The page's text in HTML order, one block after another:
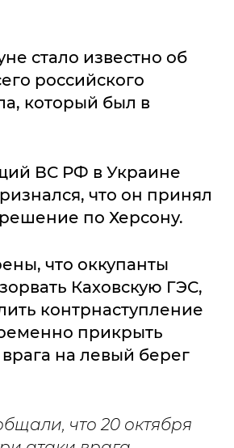
стало известно об
российского
который был в
ВС РФ в Украине
что он принял
по Херсону.
что оккупанты
Каховскую ГЭС,
контрнаступление
прикрыть
на левый берег
что 20 октября